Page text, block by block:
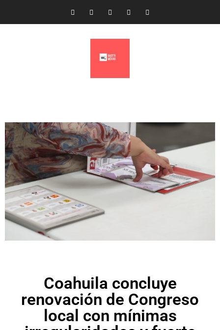
Coahuila concluye
renovación de Congreso
local con mínimas